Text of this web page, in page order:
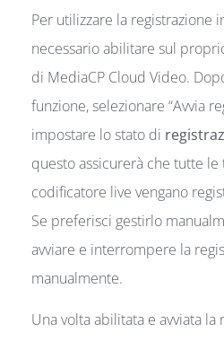
Per utilizzare la registrazione
necessario abilitare sul
di MediaCP Cloud Video.
funzione, selezionare “Avvia
impostare lo stato di
questo assicurerà che tutte
codificatore live vengano
Se preferisci gestirlo
avviare e interrompere la
manualmente.
Una volta abilitata e avviata la